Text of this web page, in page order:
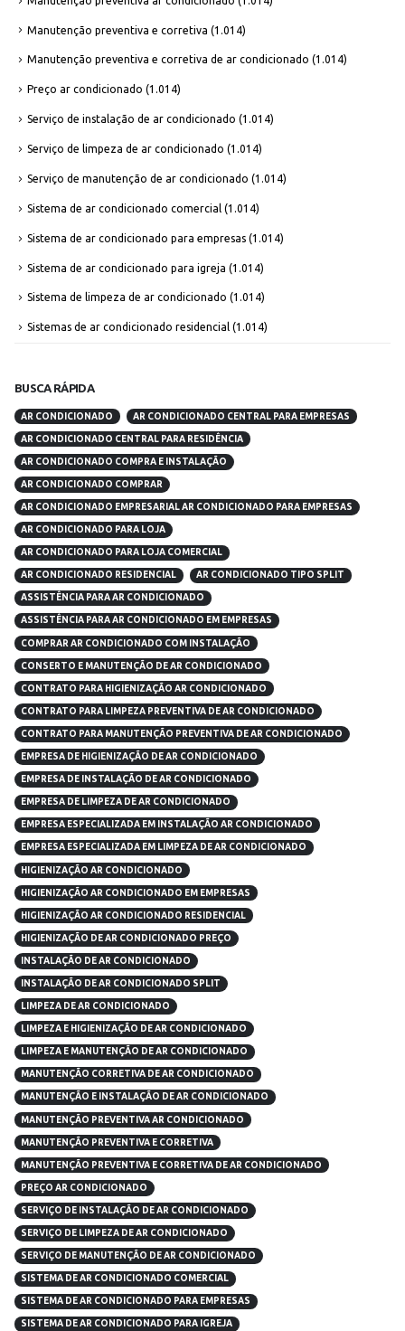
Manutenção preventiva e corretiva (1.014)
Manutenção preventiva e corretiva de ar condicionado (1.014)
Preço ar condicionado (1.014)
Serviço de instalação de ar condicionado (1.014)
Serviço de limpeza de ar condicionado (1.014)
Serviço de manutenção de ar condicionado (1.014)
Sistema de ar condicionado comercial (1.014)
Sistema de ar condicionado para empresas (1.014)
Sistema de ar condicionado para igreja (1.014)
Sistema de limpeza de ar condicionado (1.014)
Sistemas de ar condicionado residencial (1.014)
BUSCA RÁPIDA
AR CONDICIONADO AR CONDICIONADO CENTRAL PARA EMPRESAS
AR CONDICIONADO CENTRAL PARA RESIDÊNCIA
AR CONDICIONADO COMPRA E INSTALAÇÃO
AR CONDICIONADO COMPRAR
AR CONDICIONADO EMPRESARIAL AR CONDICIONADO PARA EMPRESAS
AR CONDICIONADO PARA LOJA
AR CONDICIONADO PARA LOJA COMERCIAL
AR CONDICIONADO RESIDENCIAL AR CONDICIONADO TIPO SPLIT
ASSISTÊNCIA PARA AR CONDICIONADO
ASSISTÊNCIA PARA AR CONDICIONADO EM EMPRESAS
COMPRAR AR CONDICIONADO COM INSTALAÇÃO
CONSERTO E MANUTENÇÃO DE AR CONDICIONADO
CONTRATO PARA HIGIENIZAÇÃO AR CONDICIONADO
CONTRATO PARA LIMPEZA PREVENTIVA DE AR CONDICIONADO
CONTRATO PARA MANUTENÇÃO PREVENTIVA DE AR CONDICIONADO
EMPRESA DE HIGIENIZAÇÃO DE AR CONDICIONADO
EMPRESA DE INSTALAÇÃO DE AR CONDICIONADO
EMPRESA DE LIMPEZA DE AR CONDICIONADO
EMPRESA ESPECIALIZADA EM INSTALAÇÃO AR CONDICIONADO
EMPRESA ESPECIALIZADA EM LIMPEZA DE AR CONDICIONADO
HIGIENIZAÇÃO AR CONDICIONADO
HIGIENIZAÇÃO AR CONDICIONADO EM EMPRESAS
HIGIENIZAÇÃO AR CONDICIONADO RESIDENCIAL
HIGIENIZAÇÃO DE AR CONDICIONADO PREÇO
INSTALAÇÃO DE AR CONDICIONADO
INSTALAÇÃO DE AR CONDICIONADO SPLIT
LIMPEZA DE AR CONDICIONADO
LIMPEZA E HIGIENIZAÇÃO DE AR CONDICIONADO
LIMPEZA E MANUTENÇÃO DE AR CONDICIONADO
MANUTENÇÃO CORRETIVA DE AR CONDICIONADO
MANUTENÇÃO E INSTALAÇÃO DE AR CONDICIONADO
MANUTENÇÃO PREVENTIVA AR CONDICIONADO
MANUTENÇÃO PREVENTIVA E CORRETIVA
MANUTENÇÃO PREVENTIVA E CORRETIVA DE AR CONDICIONADO
PREÇO AR CONDICIONADO
SERVIÇO DE INSTALAÇÃO DE AR CONDICIONADO
SERVIÇO DE LIMPEZA DE AR CONDICIONADO
SERVIÇO DE MANUTENÇÃO DE AR CONDICIONADO
SISTEMA DE AR CONDICIONADO COMERCIAL
SISTEMA DE AR CONDICIONADO PARA EMPRESAS
SISTEMA DE AR CONDICIONADO PARA IGREJA